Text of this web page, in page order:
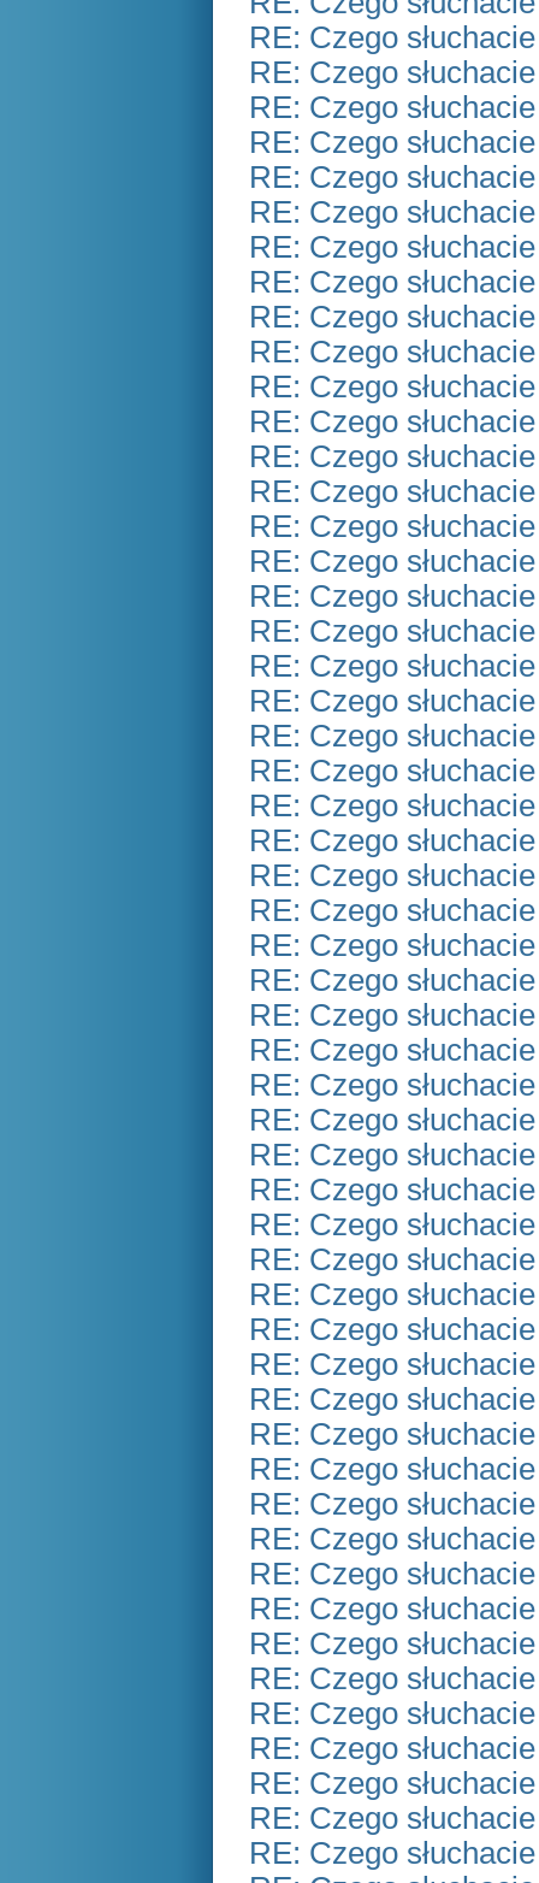
RE: Czego
RE: Czego
RE: Czego
RE: Czego
RE: Czego
RE: Czego
RE: Czego
RE: Czego
RE: Czego
RE: Czego
RE: Czego
RE: Czego
RE: Czego
RE: Czego
RE: Czego
RE: Czego
RE: Czego
RE: Czego
RE: Czego
RE: Czego
RE: Czego
RE: Czego
RE: Czego
RE: Czego
RE: Czego
RE: Czego
RE: Czego
RE: Czego
RE: Czego
RE: Czego
RE: Czego
RE: Czego
RE: Czego
RE: Czego
RE: Czego
RE: Czego
RE: Czego
RE: Czego
RE: Czego
RE: Czego
RE: Czego
RE: Czego
RE: Czego
RE: Czego
RE: Czego
RE: Czego
RE: Czego
RE: Czego
RE: Czego
RE: Czego
RE: Czego
RE: Czego
RE: Czego